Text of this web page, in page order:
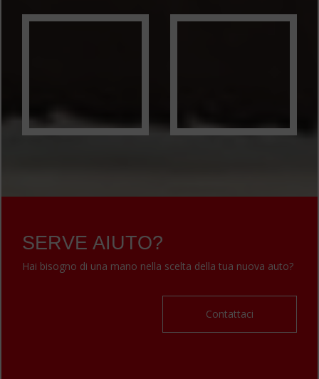
SERVE AIUTO?
Hai bisogno di una mano nella scelta della tua nuova auto?
Contattaci